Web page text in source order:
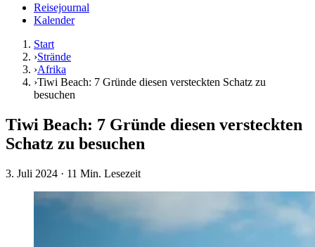
Reisejournal
Kalender
Start
›Strände
›Afrika
›Tiwi Beach: 7 Gründe diesen versteckten Schatz zu
besuchen
Tiwi Beach: 7 Gründe diesen versteckten
Schatz zu besuchen
3. Juli 2024 · 11 Min. Lesezeit